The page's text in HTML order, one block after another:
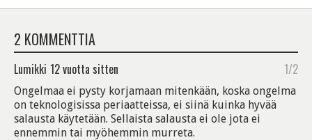
2 KOMMENTTIA
Lumikki 12 vuotta sitten 1/2
Ongelmaa ei pysty korjamaan mitenkään, koska ongelma
on teknologisissa periaatteissa, ei siinä kuinka hyvää
salausta käytetään. Sellaista salausta ei ole jota ei
ennemmin tai myöhemmin murreta.